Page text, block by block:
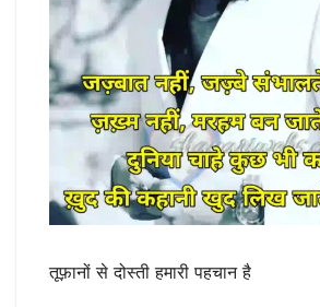
तूफ़ानों से दोस्ती हमारी पहचान है